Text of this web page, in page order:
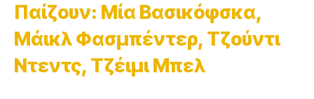
Παίζουν: Μία Βασικόφσκα,
Μάικλ Φασμπέντερ, Τζούντι
Ντεντς, Τζέιμι Μπελ